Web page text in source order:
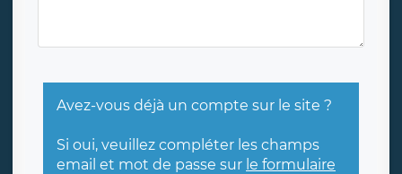
Avez-vous déjà un compte sur le site ?
Si oui, veuillez compléter les champs
email et mot de passe sur le formulaire